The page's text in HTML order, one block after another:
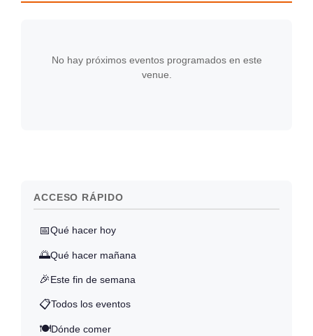
No hay próximos eventos programados en este
venue.
ACCESO RÁPIDO
📅Qué hacer hoy
🌅Qué hacer mañana
🎉Este fin de semana
📋Todos los eventos
🍽️Dónde comer